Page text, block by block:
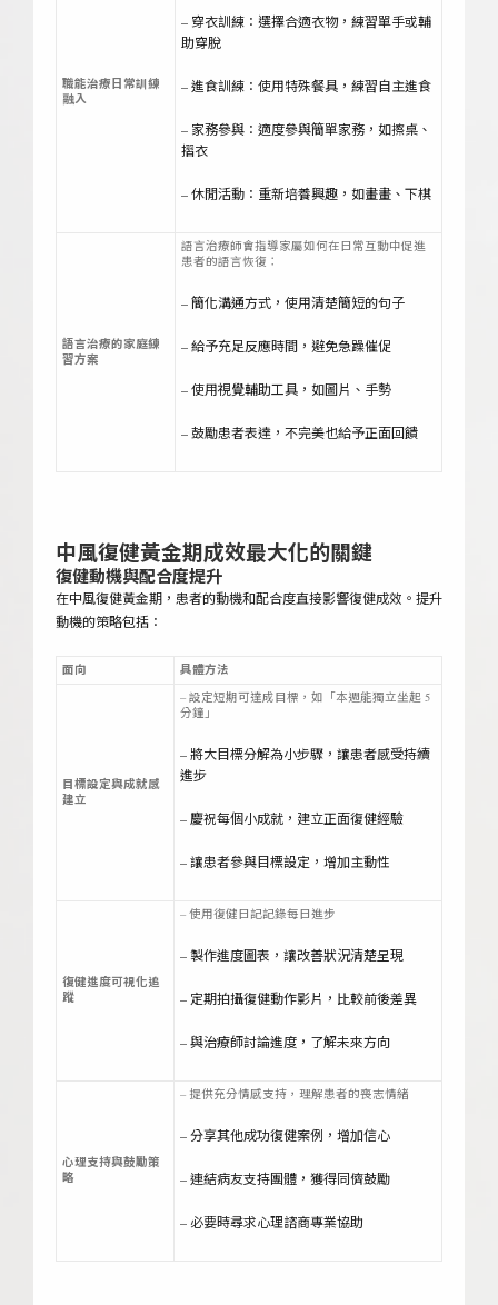
職能治療日常訓練
融入
– 穿衣訓練：選擇合適衣物，練習單手或輔
助穿脫
– 進食訓練：使用特殊餐具，練習自主進食
– 家務參與：適度參與簡單家務，如擦桌、
摺衣
– 休閒活動：重新培養興趣，如畫畫、下棋
語言治療的家庭練
習方案
語言治療師會指導家屬如何在日常互動中促進
患者的語言恢復：
– 簡化溝通方式，使用清楚簡短的句子
– 給予充足反應時間，避免急躁催促
– 使用視覺輔助工具，如圖片、手勢
– 鼓勵患者表達，不完美也給予正面回饋
中風復健黃金期成效最大化的關鍵
復健動機與配合度提升
在中風復健黃金期，患者的動機和配合度直接影響復健成效。提升
動機的策略包括：
面向 具體方法
目標設定與成就感
建立
– 設定短期可達成目標，如「本週能獨立坐起 5
分鐘」
– 將大目標分解為小步驟，讓患者感受持續
進步
– 慶祝每個小成就，建立正面復健經驗
– 讓患者參與目標設定，增加主動性
復健進度可視化追
蹤
– 使用復健日記記錄每日進步
– 製作進度圖表，讓改善狀況清楚呈現
– 定期拍攝復健動作影片，比較前後差異
– 與治療師討論進度，了解未來方向
心理支持與鼓勵策
略
– 提供充分情感支持，理解患者的喪志情緒
– 分享其他成功復健案例，增加信心
– 連結病友支持團體，獲得同儕鼓勵
– 必要時尋求心理諮商專業協助